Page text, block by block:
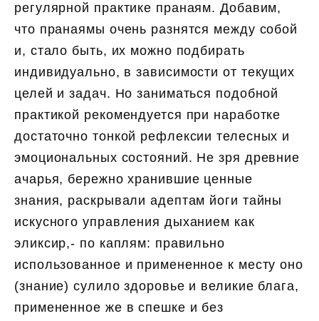
регулярной практике пранаям. Добавим,
что пранаямы очень разнятся между собой
и, стало быть, их можно подбирать
индивидуально, в зависимости от текущих
целей и задач. Но заниматься подобной
практикой рекомендуется при наработке
достаточно тонкой рефлексии телесных и
эмоциональных состояний. Не зря древние
ачарья, бережно хранившие ценные
знания, раскрывали адептам йоги тайны
искусного управления дыханием как
эликсир,- по каплям: правильно
использованное и примененное к месту оно
(знание) сулило здоровье и великие блага,
примененное же в спешке и без